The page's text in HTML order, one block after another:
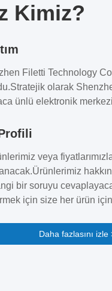
Kimiz?
Filetti Technology
olarak
ünlü elektronik
önde gelen
veya
bir soruyu
için size her ürün
ile
olduğunda, size
Daha fazlasını izle